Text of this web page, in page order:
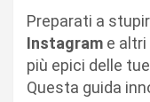
Preparati a
Instagram e altri
più epici delle tue
Questa guida